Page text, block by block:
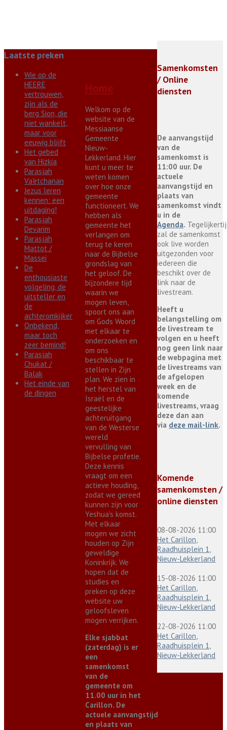
Laatste preken
Wie op de
HEERE
vertrouwen,
zijn als de
berg Sion, die
niet wankelt,
maar voor
eeuwig blijft
Het gebed
van Hizkia
Parasjah
Va'etchanan
Jezus leren
kennen: een
uitdaging!
Parasjah
Devarim
Parasjah
Mattot /
Massei
De
enthousiaste
volgeling, de
uitsteller en
de
achteromkijker
Onbekend,
maar toch
zeer bemind!
Parasjah
Chukat /
Balak
Het einde van
de dingen
Samenkomsten
/ Online
diensten
De aanvangstijd
van de
samenkomst is
11:00 uur. De
actuele
aanvangstijd en
plaats van
samenkomst vindt
u in de
Agenda.
zal de samenkomst
ook live worden
uitgezonden voor
iedereen die
beschikt over de
link naar de
livestream.
Heeft u
belangstelling om
de livestream te
volgen en u heeft
nog geen link naar
de webpagina met
de livestreams van
de afgelopen
week en de
komende
livestreams, vraag
deze dan aan
via deze mail-link.
Komende
samenkomsten /
online diensten
08-08-2026 11:00
Het Carillon,
Raadhuisplein 1,
Nieuw-Lekkerland
15-08-2026 11:00
Het Carillon,
Raadhuisplein 1,
Nieuw-Lekkerland
22-08-2026 11:00
Het Carillon,
Raadhuisplein 1,
Nieuw-Lekkerland
Home
Welkom op de
website van de
Messiaanse
Gemeente
Nieuw-
Lekkerland. Hier
kunt u meer te
weten komen
over hoe onze
gemeente
functioneert. We
hebben als
gemeente het
verlangen om
terug te keren
naar de Bijbelse
grondslag van
het geloof. De
bijzondere tijd
waarin we
mogen leven,
spoort ons aan
om Gods Woord
met elkaar te
onderzoeken en
om ons
beschikbaar te
stellen in Zijn
plan. We zien in
het herstel van
Israël en de
geestelijke
achteruitgang
van de Westerse
wereld
vervulling van
Bijbelse profetie.
Deze kennis
vraagt om een
actieve houding,
zodat we gereed
kunnen zijn voor
Yeshua's komst.
Met elkaar
mogen we zicht
houden op Zijn
geweldige
Koninkrijk. We
hopen dat de
studies en
preken op deze
website uw
geloofsleven
mogen verrijken.
Elke sjabbat
(zaterdag) is er
een
samenkomst
van de
gemeente om
11.00 uur in het
Carillon. De
actuele aanvangstijd
en plaats van